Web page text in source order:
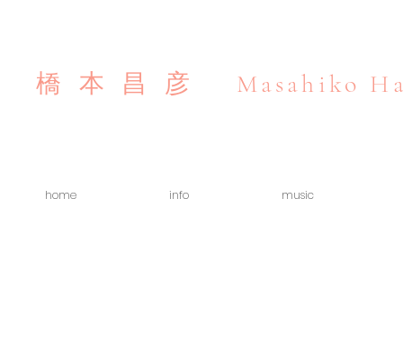
橋本昌彦 Masahiko
home info music